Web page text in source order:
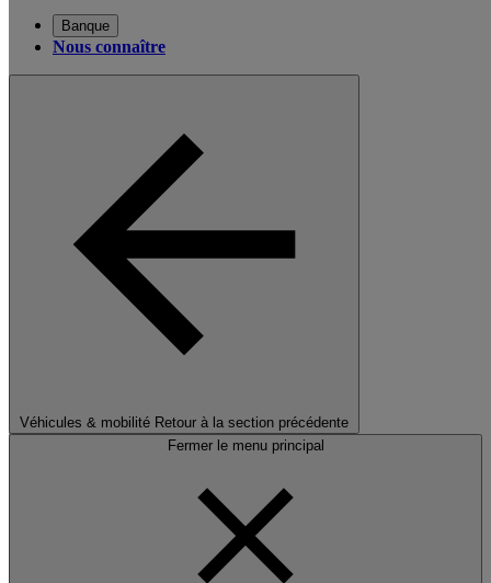
Banque
Nous connaître
Véhicules & mobilité Retour à la section précédente
Fermer le menu principal